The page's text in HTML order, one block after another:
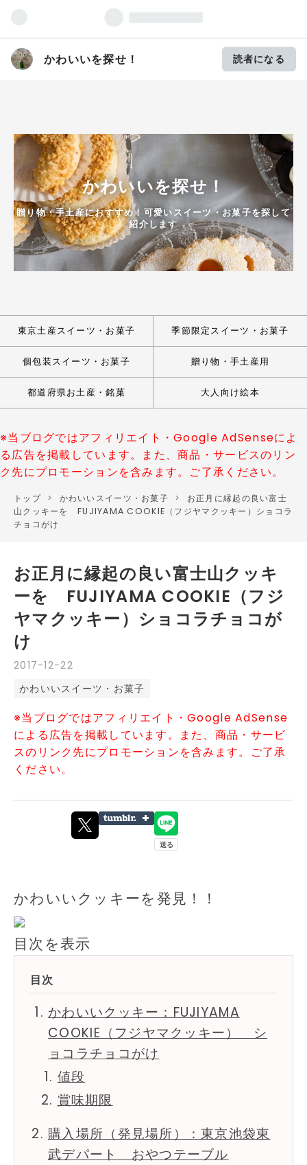
かわいいを探せ！ 読者になる
かわいいを探せ！
贈り物・手土産におすすめ！可愛いスイーツ・お菓子を探して
紹介します
東京土産スイーツ・お菓子 季節限定スイーツ・お菓子
個包装スイーツ・お菓子 贈り物・手土産用
都道府県お土産・銘菓 大人向け絵本
※当ブログではアフィリエイト・Google AdSenseによ
る広告を掲載しています。また、商品・サービスのリン
ク先にプロモーションを含みます。ご了承ください。
トップ > かわいいスイーツ・お菓子 >
お正月に縁起の良い富士
山クッキーを FUJIYAMA COOKIE（フジヤマクッキー）ショコラ
チョコがけ
2017-12-22
お正月に縁起の良い富士山クッキ
ーを FUJIYAMA COOKIE（フジ
ヤマクッキー）ショコラチョコが
け
かわいいスイーツ・お菓子
※当ブログではアフィリエイト・Google AdSense
による広告を掲載しています。また、商品・サービ
スのリンク先にプロモーションを含みます。ご了承
ください。
かわいいクッキーを発見！！
目次を表示
かわいいクッキー：FUJIYAMA
COOKIE（フジヤマクッキー） シ
ョコラチョコがけ
値段
賞味期限
購入場所（発見場所）：東京池袋東
武デパート おやつテーブル